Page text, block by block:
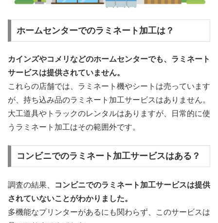
ホームセンターでのラミネート加工は？
カインズやコメリなどのホームセンターでも、ラミネート
サービスは提供されていません。
これらの店舗では、ラミネート機やシートは売っています
が、持ち込み品のラミネート加工サービスはありません。
大工道具やトラックのレンタルはありますが、日常的に使
うラミネート加工はその範囲外です。
コンビニでのラミネート加工サービスはある？
調査の結果、
コンビニでのラミネート加工サービスは提供
されていないことがわかりました。
多機能なプリンターがあるにも関わらず、このサービスは